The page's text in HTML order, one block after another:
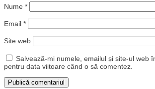
Nume *
Email *
Site web
Salvează-mi numele, emailul și site-ul web
pentru data viitoare când o să comentez.